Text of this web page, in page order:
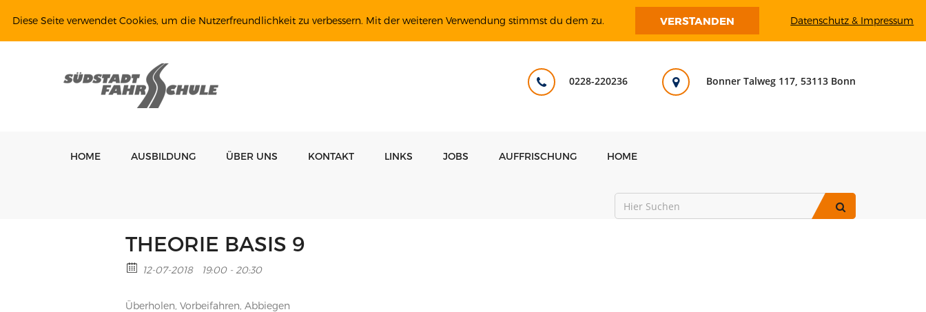
Bonner Talweg 117, 53113 Bonn
0228-220236
HOME AUSBILDUNG ÜBER UNS KONTAKT LINKS JOBS AUFFRISCHUNG HOME
THEORIE BASIS 9
12-07-2018 19:00 - 20:30
Überholen, Vorbeifahren, Abbiegen
Diese Seite verwendet Cookies, um die Nutzerfreundlichkeit zu verbessern. Mit der weiteren Verwendung stimmst du dem zu. VERSTANDEN Datenschutz & Impressum